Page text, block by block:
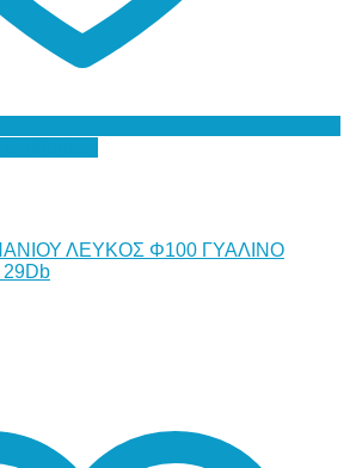
ΛΕΥΚΟΣ Φ100 ΓΥΑΛΙΝΟ